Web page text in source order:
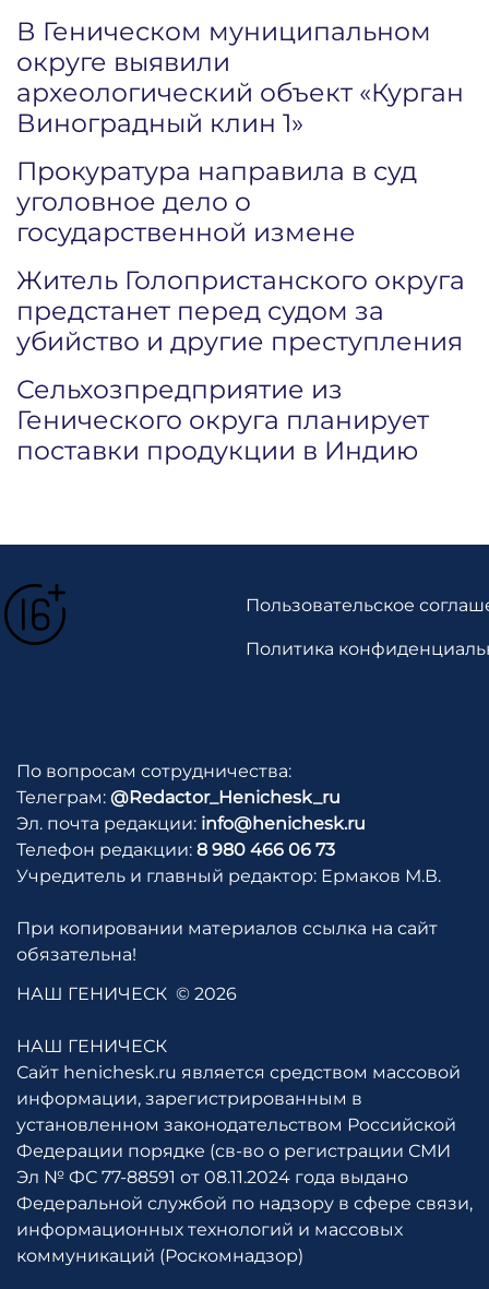
В Геническом муниципальном
округе выявили
археологический объект «Курган
Виноградный клин 1»
Прокуратура направила в суд
уголовное дело о
государственной измене
Житель Голопристанского округа
предстанет перед судом за
убийство и другие преступления
Сельхозпредприятие из
Генического округа планирует
поставки продукции в Индию
Пользовательское
Политика
По вопросам сотрудничества:
Телеграм: @Redactor_Henichesk_ru
Эл. почта редакции: info@henichesk.ru
Телефон редакции: 8 980 466 06 73
Учредитель и главный редактор: Ермаков М.В.
При копировании материалов ссылка на сайт
обязательна!
НАШ ГЕНИЧЕСК © 2026
НАШ ГЕНИЧЕСК
Сайт henichesk.ru является средством массовой
информации, зарегистрированным в
установленном законодательством Российской
Федерации порядке (св-во о регистрации СМИ
Эл № ФС 77-88591 от 08.11.2024 года выдано
Федеральной службой по надзору в сфере связи,
информационных технологий и массовых
коммуникаций (Роскомнадзор)